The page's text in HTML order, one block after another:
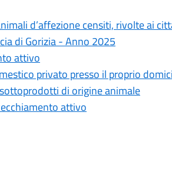
d’affezione censiti, rivolte ai
di Gorizia - Anno 2025
attivo
privato presso il proprio
di origine animale
attivo